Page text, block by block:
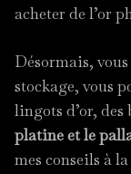
acheter de l’or
Désormais, vous
stockage, vous
lingots d’or,
platine et le
mes conseils à